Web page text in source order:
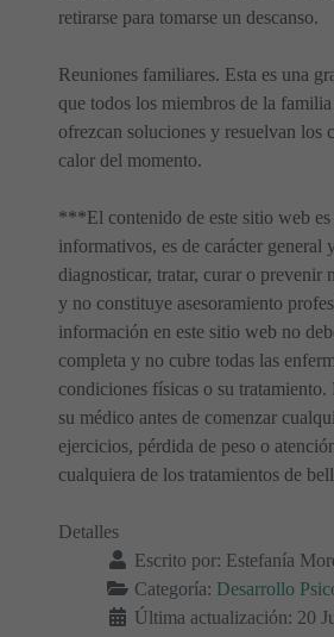
retirarse para tomarse un descanso.
Reuniones familiares. Esta es una
que todos los miembros de la familia
ofrezcan soluciones y resuelvan los
calor del momento.
***El contenido de este sitio web es
informativos, es de carácter general
diagnosticar, tratar, curar o prevenir
y no constituye asesoramiento
información en este sitio web no
completa y no cubre todas las
condiciones físicas o su tratamiento.
su médico antes de comenzar
ejercicios, pérdida de peso o
cualquiera de los tratamientos de
Detalles
Escrito por: Estefanía
Categoría: Desarrollo
Última actualización: 20